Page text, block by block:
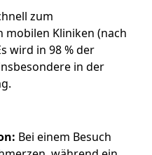
zum
Kliniken (nach
wird in 98 % der
in der
Bei einem Besuch